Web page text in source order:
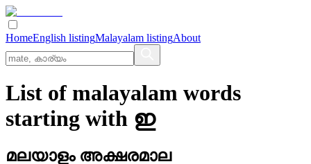
HomeEnglish listingMalayalam listingAbout
List of malayalam words
starting with ഇ
മലയാളം അക്ഷരമാല